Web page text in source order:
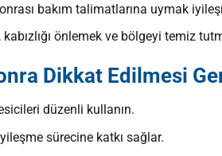
bakım talimatlarına uymak
önlemek ve bölgeyi temiz
Dikkat Edilmesi
düzenli kullanın.
sürecine katkı sağlar.